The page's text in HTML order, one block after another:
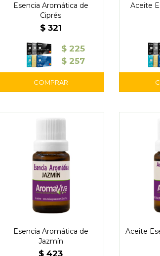
Esencia Aromática de
Ciprés
$ 321
$ 225
$ 257
Aceite
Esencia Aromática de
Jazmín
$ 423
Aceite